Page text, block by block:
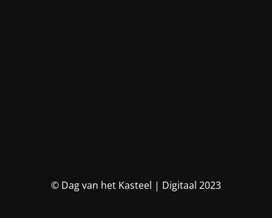
© Dag van het Kasteel | Digitaal 2023